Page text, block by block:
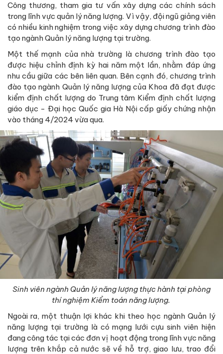
Công thương, tham gia tư vấn xây dựng các chính sách
trong lĩnh vực quản lý năng lượng. Vì vậy, đội ngũ giảng viên
có nhiều kinh nghiệm trong việc xây dựng chương trình đào
tạo ngành Quản lý năng lượng tại trường.
Một thế mạnh của nhà trường là chương trình đào tạo
được hiệu chỉnh định kỳ hai năm một lần, nhằm đáp ứng
nhu cầu giữa các bên liên quan. Bên cạnh đó, chương trình
đào tạo ngành Quản lý năng lượng của Khoa đã đạt được
kiểm định chất lượng do Trung tâm Kiểm định chất lượng
giáo dục - Đại học Quốc gia Hà Nội cấp giấy chứng nhận
vào tháng 4/2024 vừa qua.
Sinh viên ngành Quản lý năng lượng thực hành tại phòng
thí nghiệm Kiểm toán năng lượng.
Ngoài ra, một thuận lợi khác khi theo học ngành Quản lý
năng lượng tại trường là có mạng lưới cựu sinh viên hiện
đang công tác tại các đơn vị hoạt động trong lĩnh vực năng
lượng trên khắp cả nước sẽ về hỗ trợ, giao lưu, trao đổi